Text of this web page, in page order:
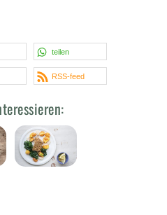
teilen
RSS-feed